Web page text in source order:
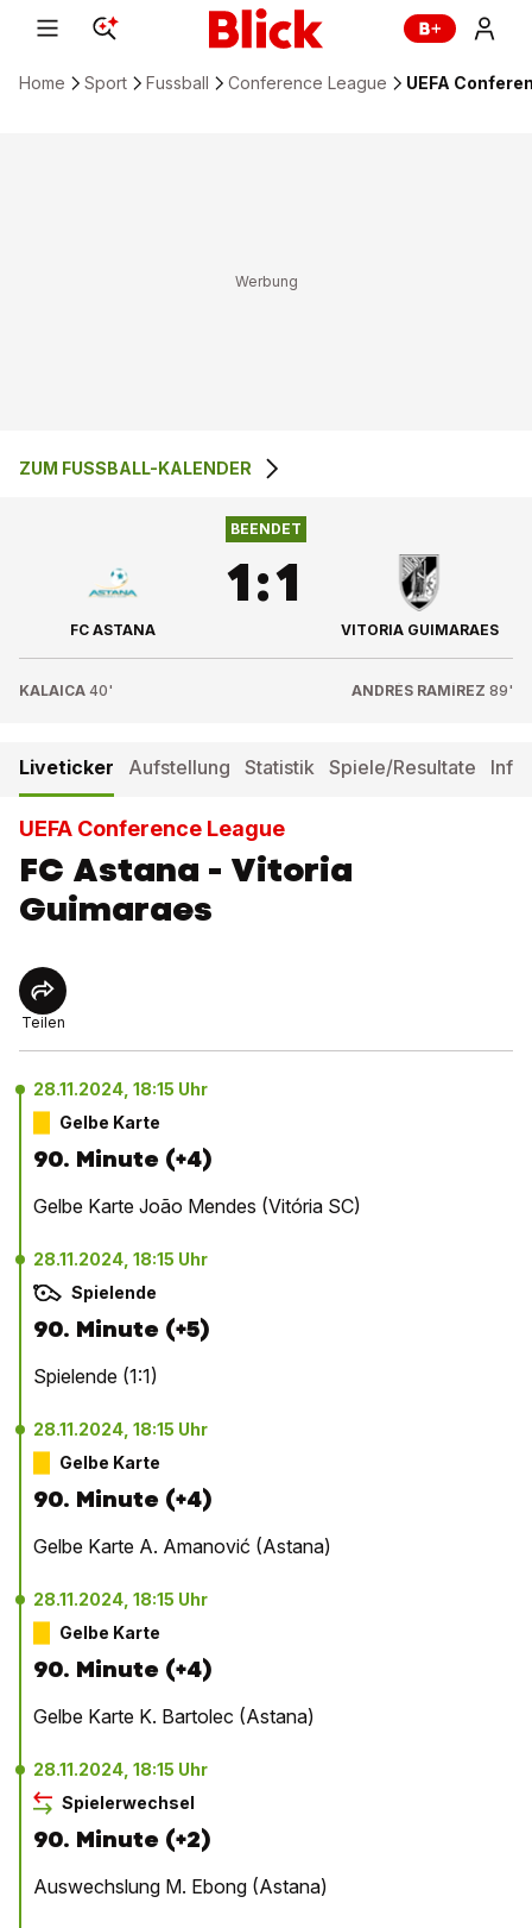
Home Sport Fussball Conference League UEFA
1 :1
ZUM FUSSBALL-KALENDER
FC ASTANA
BEENDET
1:1
VITORIA GUIMARAES
KALAICA 40' ANDRÉS RAMÍREZ 89'
Liveticker Aufstellung Statistik Spiele/Resultate
UEFA Conference League
FC Astana - Vitoria
Guimaraes
Teilen
28.11.2024, 18:15 Uhr
Gelbe Karte
90. Minute (+4)
Gelbe Karte João Mendes (Vitória SC)
28.11.2024, 18:15 Uhr
Spielende
90. Minute (+5)
Spielende (1:1)
28.11.2024, 18:15 Uhr
Gelbe Karte
90. Minute (+4)
Gelbe Karte A. Amanović (Astana)
28.11.2024, 18:15 Uhr
Gelbe Karte
90. Minute (+4)
Gelbe Karte K. Bartolec (Astana)
28.11.2024, 18:15 Uhr
Spielerwechsel
90. Minute (+2)
Auswechslung M. Ebong (Astana)